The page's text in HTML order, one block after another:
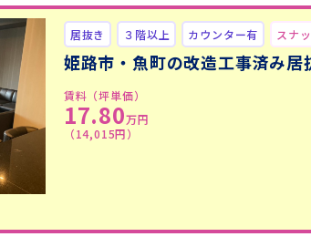
居抜き ３階以上 カウンター有 スナ
姫路市・魚町の改造工事済み居
賃料（坪単価）
17.80万円
（14,015円）